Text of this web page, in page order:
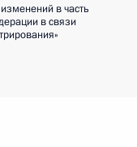
в часть
в связи